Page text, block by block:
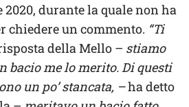
durante la quale non ha
chiedere un commento. “Ti
della Mello – stiamo
bacio me lo merito. Di questi
un po’ stancata, –ha detto